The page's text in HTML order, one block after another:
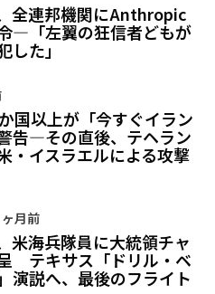
全連邦機関にAnthropic
—「左翼の狂信者どもが
た」
国以上が「今すぐイラン
告—その直後、テヘラン
・イスラエルによる攻撃
月前
米海兵隊員に大統領チャ
テキサス「ドリル・ベ
演説へ、最後のフライト